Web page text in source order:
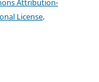
Attribution-
License.